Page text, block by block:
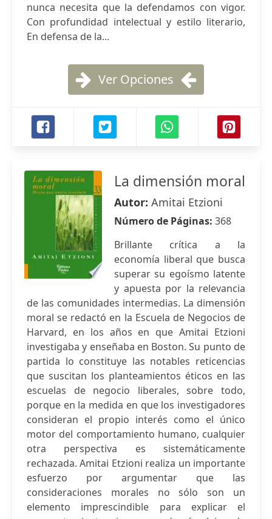
nunca necesita que la defendamos con vigor.
Con profundidad intelectual y estilo literario,
En defensa de la...
Ver Opciones
La dimensión moral
Autor: Amitai Etzioni
Número de Páginas: 368
Brillante crítica a la
economía liberal que busca
superar su egoísmo latente
y apuesta por la relevancia
de las comunidades intermedias. La dimensión
moral se redactó en la Escuela de Negocios de
Harvard, en los años en que Amitai Etzioni
investigaba y enseñaba en Boston. Su punto de
partida lo constituye las notables reticencias
que suscitan los planteamientos éticos en las
escuelas de negocio liberales, sobre todo,
porque en la medida en que los investigadores
consideran el propio interés como el único
motor del comportamiento humano, cualquier
otra perspectiva es sistemáticamente
rechazada. Amitai Etzioni realiza un importante
esfuerzo por argumentar que las
consideraciones morales no sólo son un
elemento imprescindible para explicar el